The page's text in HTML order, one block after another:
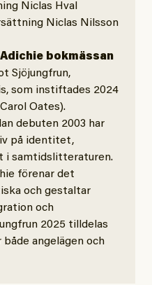
Niclas Hval
Niclas Nilsson
bokmässan
Sjöjungfrun,
som instiftades 2024
Oates).
debuten 2003 har
på identitet,
i samtidslitteraturen.
förenar det
och gestaltar
och
2025 tilldelas
angelägen och